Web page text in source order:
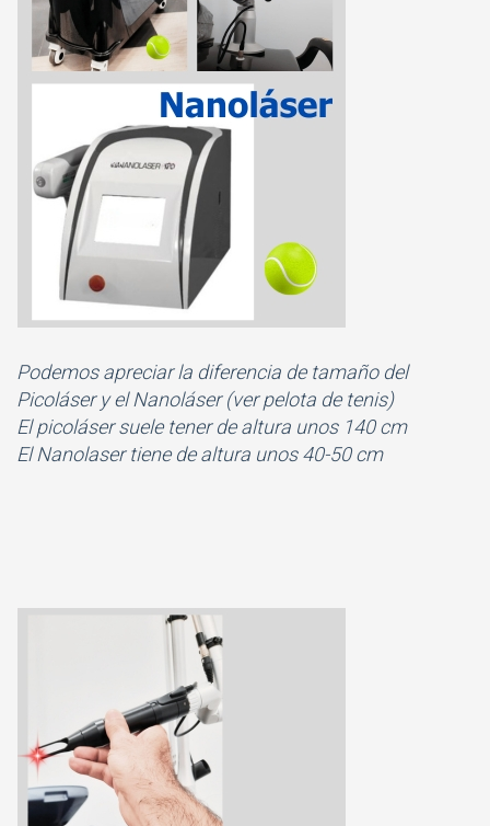
Podemos apreciar la diferencia de tamaño del
Picoláser y el Nanoláser (ver pelota de tenis)
El picoláser suele tener de altura unos 140 cm
El Nanolaser tiene de altura unos 40-50 cm